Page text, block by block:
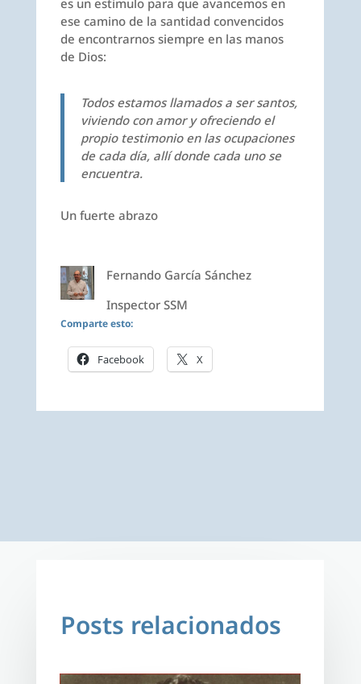
ese camino de la santidad convencidos
de encontrarnos siempre en las manos
de Dios:
Todos estamos llamados a ser santos,
viviendo con amor y ofreciendo el
propio testimonio en las ocupaciones
de cada día, allí donde cada uno se
encuentra.
Un fuerte abrazo
Fernando García Sánchez
Inspector SSM
Comparte esto:
Facebook X
Posts relacionados